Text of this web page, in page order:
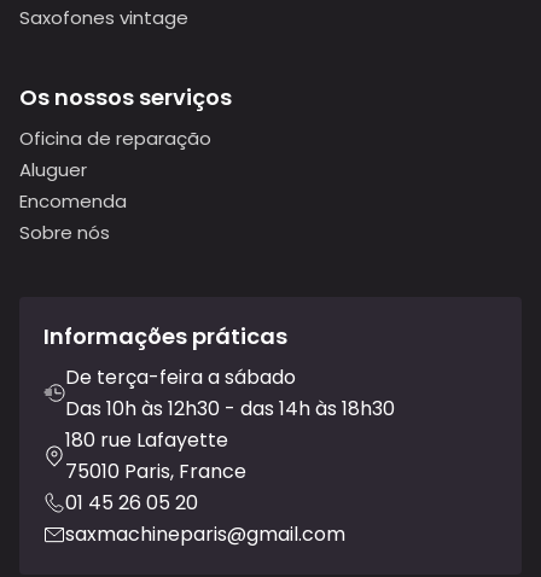
Saxofones vintage
Os nossos serviços
Oficina de reparação
Aluguer
Encomenda
Sobre nós
Informações práticas
De terça-feira a sábado
Das 10h às 12h30 - das 14h às 18h30
180 rue Lafayette
75010 Paris, France
01 45 26 05 20
saxmachineparis@gmail.com